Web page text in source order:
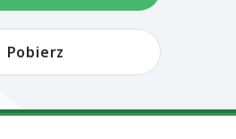
Pobierz